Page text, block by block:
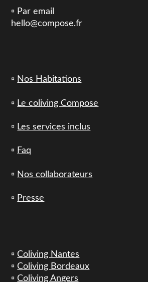
▫️ Par email
hello@compose.fr
▫️ Nos Habitations
▫️ Le coliving Compose
▫️ Les services inclus
▫️ Faq
▫️ Nos collaborateurs
▫️ Presse
▫️Coliving Nantes
▫️Coliving Bordeaux
▫️Coliving Angers